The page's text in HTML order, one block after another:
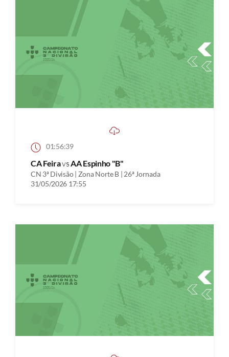
01:56:39
CA FeiravsAA Espinho "B"
CN 3ª Divisão | Zona Norte B | 26ª Jornada
31/05/2026 17:55